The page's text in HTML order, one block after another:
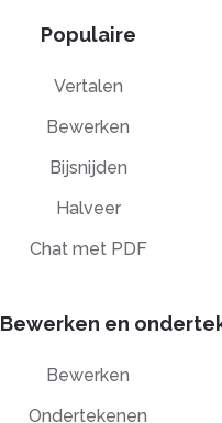
Populaire
Vertalen
Bewerken
Bijsnijden
Halveer
Chat met PDF
Bewerken en
Bewerken
Ondertekenen